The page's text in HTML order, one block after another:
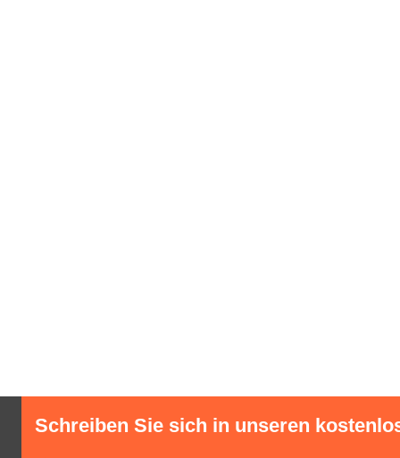
Schreiben Sie sich in unseren